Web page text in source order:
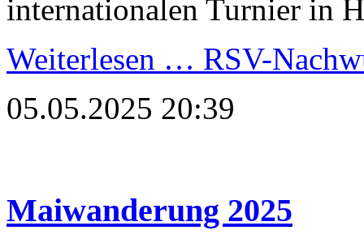
internationalen Turnier in
Weiterlesen … RSV-
05.05.2025 20:39
Maiwanderung 2025